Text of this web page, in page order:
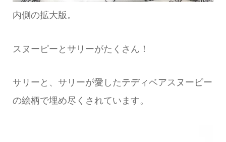
内側の拡大版。
スヌーピーとサリーがたくさん！
サリーと、サリーが愛したテディベアスヌーピー
の絵柄で埋め尽くされています。